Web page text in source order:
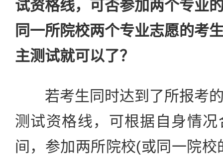
试资格线，可否参加两个专业
同一所院校两个专业志愿的考
主测试就可以了？
若考生同时达到了所报考的
测试资格线，可根据自身情
间，参加两所院校(或同一院